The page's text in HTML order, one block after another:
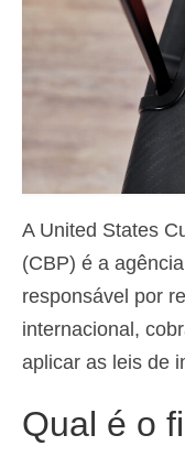
Čeština
Dansk (
English
Suomi(
Français
עברית (
A United States
(CBP) é a
responsável por
internacional,
aplicar as leis de
Qual é o